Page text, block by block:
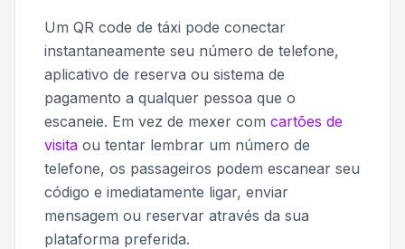
Um QR code de táxi pode conectar
instantaneamente seu número de telefone,
aplicativo de reserva ou sistema de
pagamento a qualquer pessoa que o
escaneie. Em vez de mexer com cartões de
visita ou tentar lembrar um número de
telefone, os passageiros podem escanear seu
código e imediatamente ligar, enviar
mensagem ou reservar através da sua
plataforma preferida.